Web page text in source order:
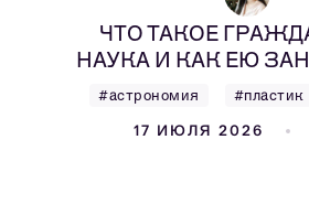
ЧТО ТАКОЕ
НАУКА И КАК ЕЮ
#астрономия #пластик
17 ИЮЛЯ 2026